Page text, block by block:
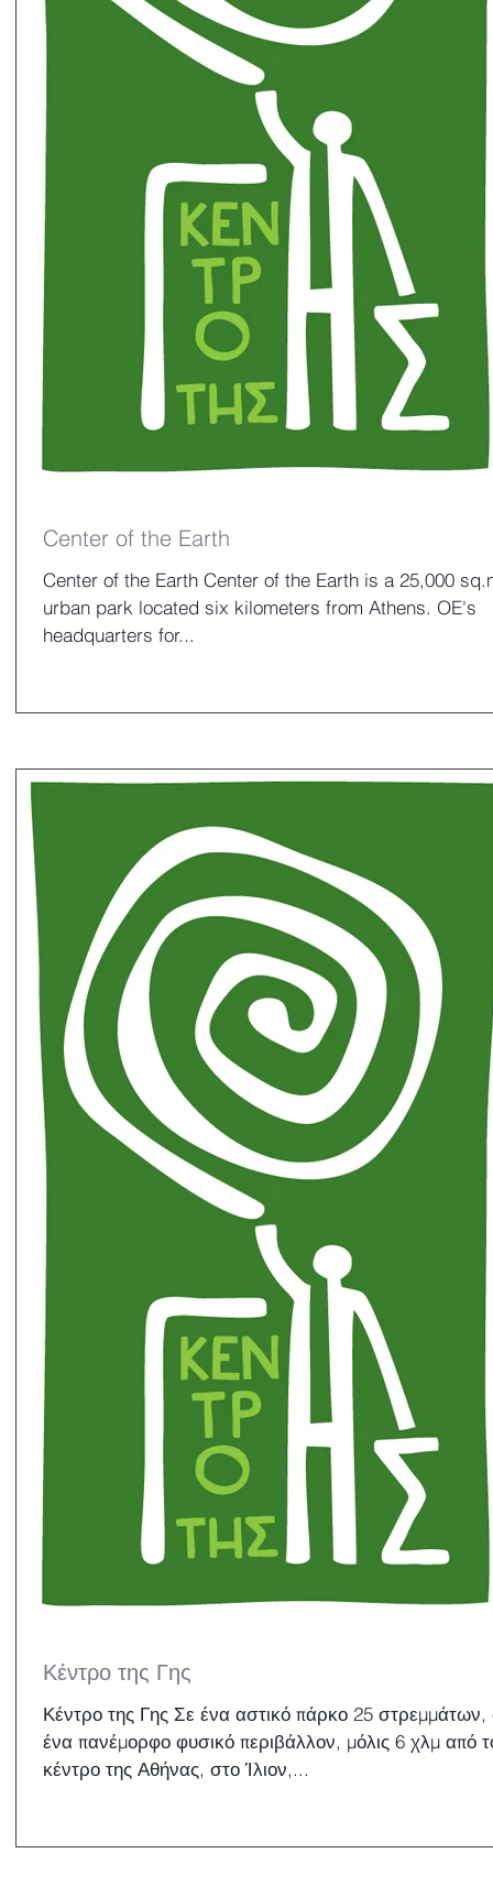
Center of the Earth
Center of the Earth Center of the Earth is a 25,000
urban park located six kilometers from Athens. OE's
headquarters for...
Κέντρο της Γης
Κέντρο της Γης Σε ένα αστικό πάρκο 25 στρεμμάτων,
ένα πανέμορφο φυσικό περιβάλλον, μόλις 6 χλμ από
κέντρο της Αθήνας, στο Ίλιον,...